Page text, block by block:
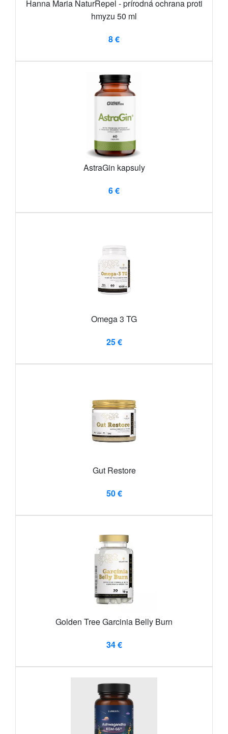
Hanna Maria NaturRepel - prírodná ochrana proti
hmyzu 50 ml
8 €
AstraGin kapsuly
6 €
Omega 3 TG
25 €
Gut Restore
50 €
Golden Tree Garcinia Belly Burn
34 €